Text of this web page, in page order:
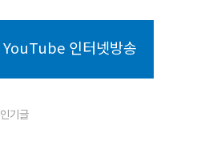
YouTube 인터넷방송
인기글